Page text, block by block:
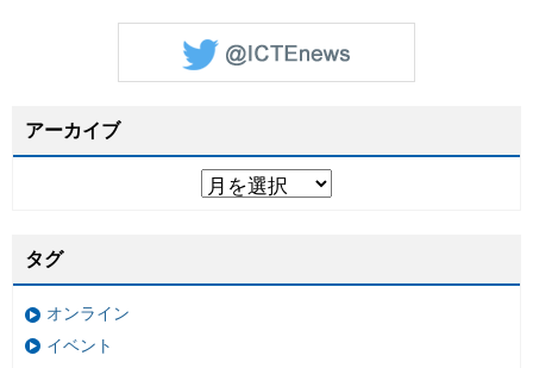
アーカイブ
タグ
オンライン
イベント